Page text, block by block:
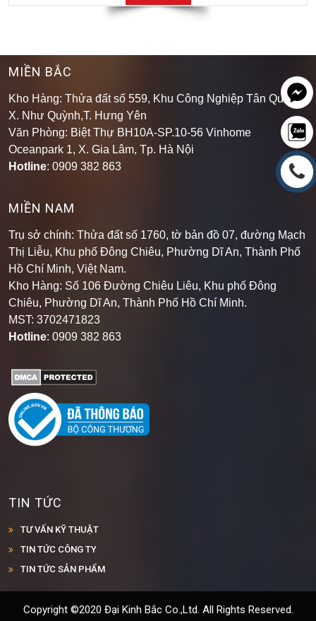
MIỀN BẮC
Kho Hàng: Thửa đất số 559, Khu Công Nghiệp Tân Quang,
X. Như Quỳnh,T. Hưng Yên
Văn Phòng: Biệt Thự BH10A-SP.10-56 Vinhome
Oceanpark 1, X. Gia Lâm, Tp. Hà Nội
Hotline: 0909 382 863
MIỀN NAM
Trụ sở chính: Thửa đất số 1760, tờ bản đồ 07, đường Mạch
Thị Liễu, Khu phố Đông Chiêu, Phường Dĩ An, Thành Phố
Hồ Chí Minh, Việt Nam.
Kho Hàng: Số 106 Đường Chiêu Liêu, Khu phố Đông
Chiêu, Phường Dĩ An, Thành Phố Hồ Chí Minh.
MST: 3702471823
Hotline: 0909 382 863
TIN TỨC
TƯ VẤN KỸ THUẬT
TIN TỨC CÔNG TY
TIN TỨC SẢN PHẨM
Copyright ©2020 Đại Kinh Bắc Co.,Ltd. All Rights Reserved.